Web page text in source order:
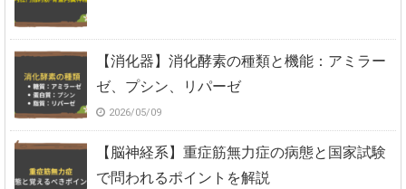
【消化器】消化酵素の種類と機能：アミラー
ゼ、プシン、リパーゼ
2026/05/09
【脳神経系】重症筋無力症の病態と国家試験
で問われるポイントを解説